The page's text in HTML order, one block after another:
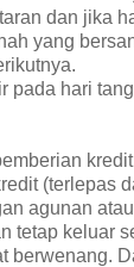
dan jika
yang
pada hari
(terlepas
agunan
tetap keluar
berwenang.